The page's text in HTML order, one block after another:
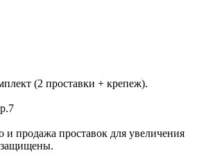
(2 проставки + крепеж).
и продажа проставок для увеличения